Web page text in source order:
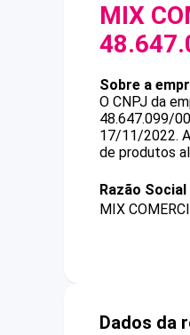
MIX
Sobre a
O CNPJ da
48.647.099/
17/11/2022.
de produtos
Razão Social
MIX
Dados da